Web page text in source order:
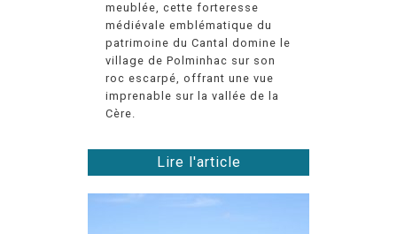
meublée, cette forteresse
médiévale emblématique du
patrimoine du Cantal domine le
village de Polminhac sur son
roc escarpé, offrant une vue
imprenable sur la vallée de la
Cère.
Lire l'article